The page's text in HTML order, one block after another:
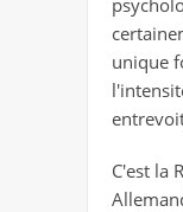
unique
C'est la